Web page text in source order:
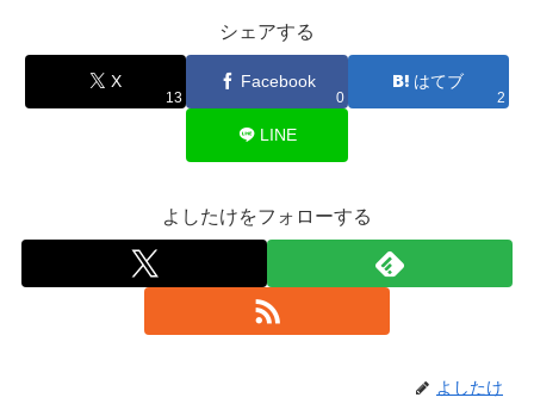
シェアする
X
13
Facebook
0
はてブ
2
LINE
よしたけをフォローする
よしたけ